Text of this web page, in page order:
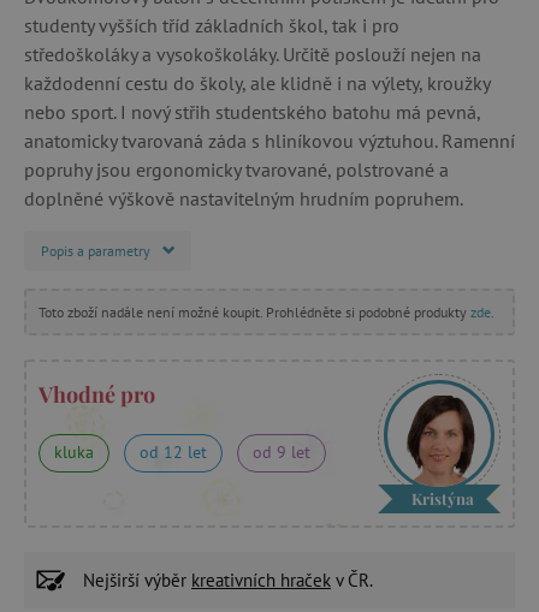
studenty vyšších tříd základních škol, tak i pro
středoškoláky a vysokoškoláky. Určitě poslouží nejen na
každodenní cestu do školy, ale klidně i na výlety, kroužky
nebo sport. I nový střih studentského batohu má pevná,
anatomicky tvarovaná záda s hliníkovou výztuhou. Ramenní
popruhy jsou ergonomicky tvarované, polstrované a
doplněné výškově nastavitelným hrudním popruhem.
Popis a parametry
Toto zboží nadále není možné koupit. Prohlédněte si podobné produkty zde
Vhodné pro
kluka od 12 let od 9 let
Kristýna
Nejširší výběr kreativních hraček v ČR.